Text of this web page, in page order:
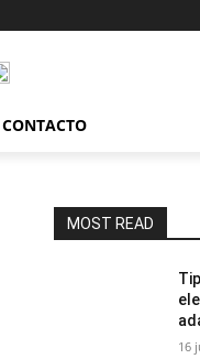
CONTACTO
MOST READ
16